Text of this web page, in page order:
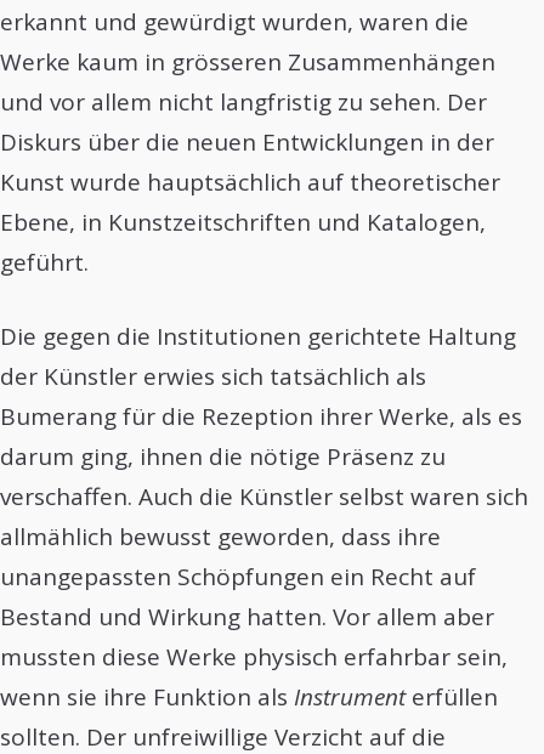
erkannt und gewürdigt wurden, waren die
Werke kaum in grösseren Zusammenhängen
und vor allem nicht langfristig zu sehen. Der
Diskurs über die neuen Entwicklungen in der
Kunst wurde hauptsächlich auf theoretischer
Ebene, in Kunstzeitschriften und Katalogen,
geführt.
Die gegen die Institutionen gerichtete Haltung
der Künstler erwies sich tatsächlich als
Bumerang für die Rezeption ihrer Werke, als es
darum ging, ihnen die nötige Präsenz zu
verschaffen. Auch die Künstler selbst waren sich
allmählich bewusst geworden, dass ihre
unangepassten Schöpfungen ein Recht auf
Bestand und Wirkung hatten. Vor allem aber
mussten diese Werke physisch erfahrbar sein,
wenn sie ihre Funktion als Instrumenterfüllen
sollten. Der unfreiwillige Verzicht auf die